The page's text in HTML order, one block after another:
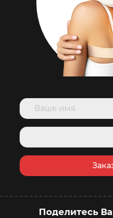
купить сейчас
Поделитесь